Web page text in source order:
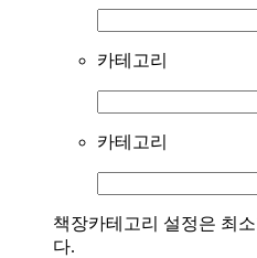
카테고리
카테고리
책장카테고리 설정은 최
다.